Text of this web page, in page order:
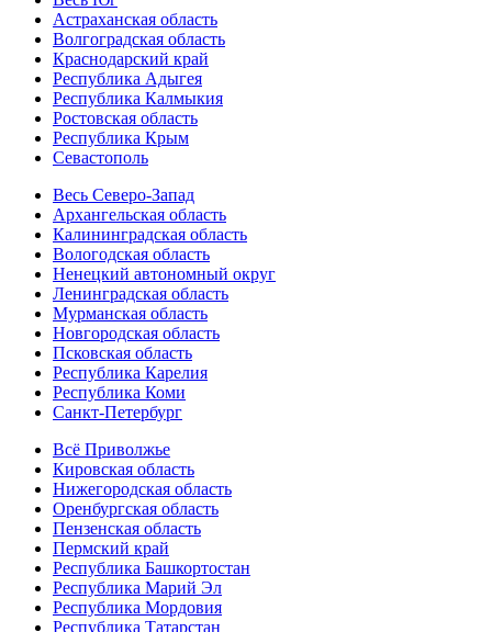
Астраханская область
Волгоградская область
Краснодарский край
Республика Адыгея
Республика Калмыкия
Ростовская область
Республика Крым
Севастополь
Весь Северо-Запад
Архангельская область
Калининградская область
Вологодская область
Ненецкий автономный округ
Ленинградская область
Мурманская область
Новгородская область
Псковская область
Республика Карелия
Республика Коми
Санкт-Петербург
Всё Приволжье
Кировская область
Нижегородская область
Оренбургская область
Пензенская область
Пермский край
Республика Башкортостан
Республика Марий Эл
Республика Мордовия
Республика Татарстан